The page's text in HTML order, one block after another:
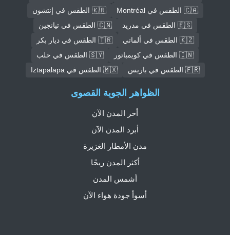
🇨🇦 الطقس في Montréal
🇰🇷 الطقس في إنتشون
🇪🇸 الطقس في مدريد
🇨🇳 الطقس في تيانجين
🇰🇿 الطقس في ألماتي
🇹🇷 الطقس في ديار بكر
🇮🇳 الطقس في كويمباتور
🇸🇾 الطقس في حلب
🇫🇷 الطقس في باريس
🇲🇽 الطقس في Iztapalapa
الظواهر الجوية القصوى
أحر المدن الآن
أبرد المدن الآن
مدن الأمطار الغزيرة
أكثر المدن ريحًا
أشمس المدن
أسوأ جودة هواء الآن